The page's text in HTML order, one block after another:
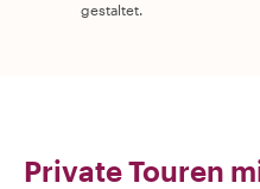
gestaltet.
Private Touren